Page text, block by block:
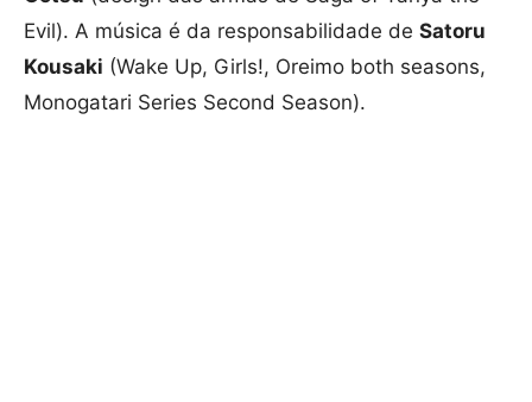
Evil). A música é da responsabilidade de Satoru
Kousaki (Wake Up, Girls!, Oreimo both seasons,
Monogatari Series Second Season).